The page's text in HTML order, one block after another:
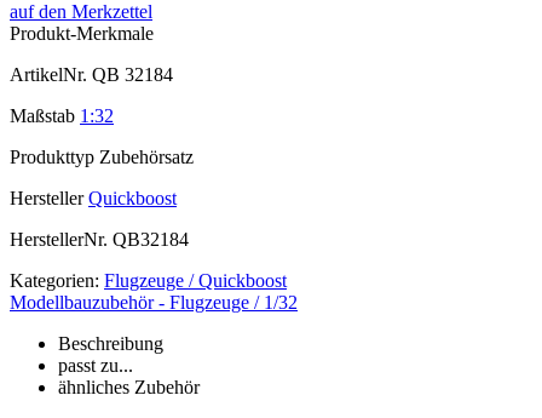
auf den Merkzettel
Produkt-Merkmale
ArtikelNr. QB 32184
Maßstab 1:32
Produkttyp Zubehörsatz
Hersteller Quickboost
HerstellerNr. QB32184
Kategorien: Flugzeuge / Quickboost
Modellbauzubehör - Flugzeuge / 1/32
Beschreibung
passt zu...
ähnliches Zubehör